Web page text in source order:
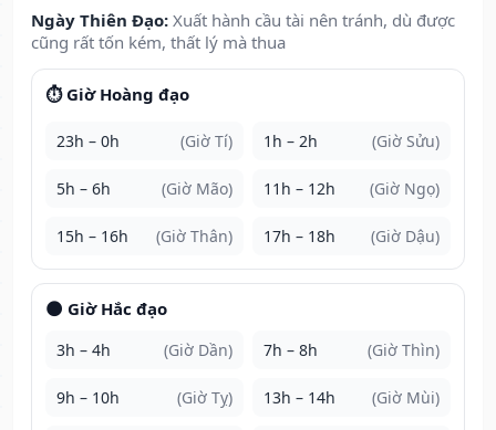
Ngày Thiên Đạo: Xuất hành cầu tài nên tránh, dù được
cũng rất tốn kém, thất lý mà thua
⏱️ Giờ Hoàng đạo
23h – 0h (Giờ Tí) 1h – 2h (Giờ Sửu)
5h – 6h (Giờ Mão) 11h – 12h (Giờ Ngọ)
15h – 16h (Giờ Thân) 17h – 18h (Giờ Dậu)
🌑 Giờ Hắc đạo
3h – 4h (Giờ Dần) 7h – 8h (Giờ Thìn)
9h – 10h (Giờ Tỵ) 13h – 14h (Giờ Mùi)